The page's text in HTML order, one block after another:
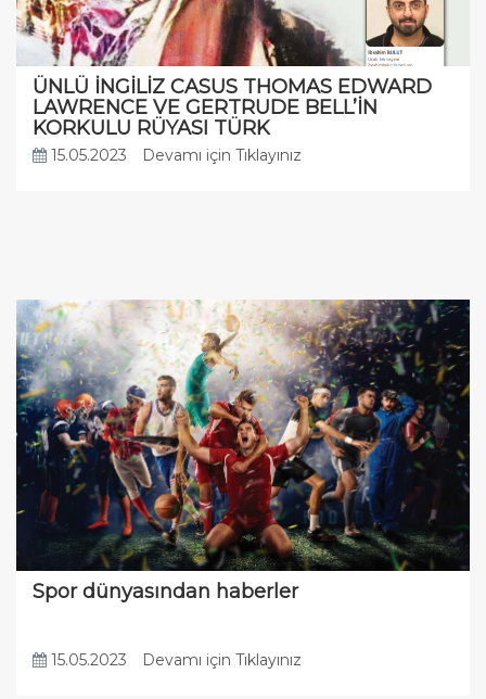
ÜNLÜ İNGİLİZ CASUS THOMAS EDWARD
LAWRENCE VE GERTRUDE BELL’İN
KORKULU RÜYASI TÜRK
15.05.2023 Devamı için Tıklayınız
Spor dünyasından haberler
15.05.2023 Devamı için Tıklayınız